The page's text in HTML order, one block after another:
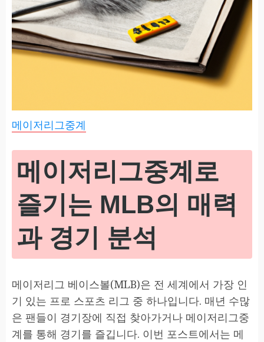
메이저리그중계
메이저리그중계로
즐기는 MLB의 매력
과 경기 분석
메이저리그 베이스볼(MLB)은 전 세계에서 가장 인
기 있는 프로 스포츠 리그 중 하나입니다. 매년 수많
은 팬들이 경기장에 직접 찾아가거나 메이저리그중
계를 통해 경기를 즐깁니다. 이번 포스트에서는 메